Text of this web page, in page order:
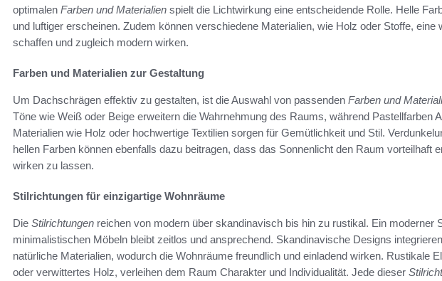
optimalen Farben und Materialien spielt die Lichtwirkung eine entscheidende Rolle. Helle
und luftiger erscheinen. Zudem können verschiedene Materialien, wie Holz oder Stoffe, eine
schaffen und zugleich modern wirken.
Farben und Materialien zur Gestaltung
Um Dachschrägen effektiv zu gestalten, ist die Auswahl von passenden Farben und
Töne wie Weiß oder Beige erweitern die Wahrnehmung des Raums, während Pastellfarben
Materialien wie Holz oder hochwertige Textilien sorgen für Gemütlichkeit und Stil.
hellen Farben können ebenfalls dazu beitragen, dass das Sonnenlicht den Raum vorteilhaft
wirken zu lassen.
Stilrichtungen für einzigartige Wohnräume
Die Stilrichtungen reichen von modern über skandinavisch bis hin zu rustikal. Ein moderner
minimalistischen Möbeln bleibt zeitlos und ansprechend. Skandinavische Designs
natürliche Materialien, wodurch die Wohnräume freundlich und einladend wirken. Rustikale
oder verwittertes Holz, verleihen dem Raum Charakter und Individualität. Jede dieser